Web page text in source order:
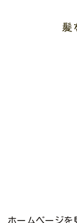
髪
ホームページを